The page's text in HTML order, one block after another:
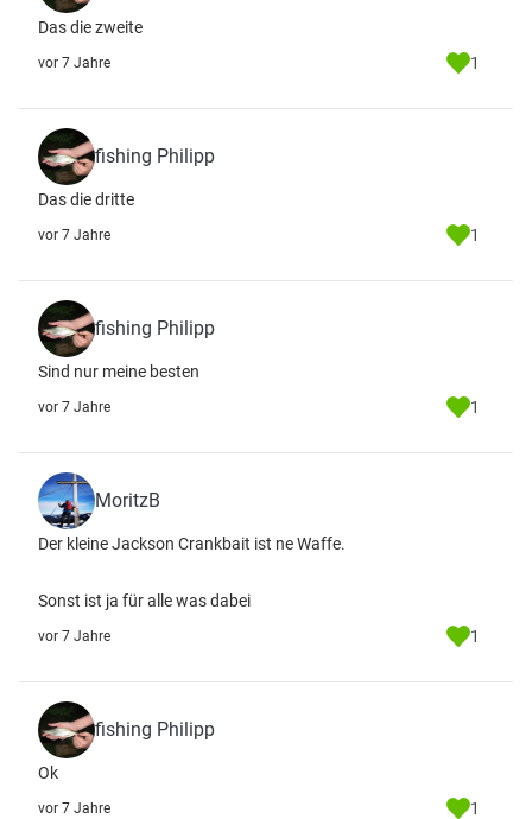
Das die zweite
vor 7 Jahre 1
fishing Philipp
Das die dritte
vor 7 Jahre 1
fishing Philipp
Sind nur meine besten
vor 7 Jahre 1
MoritzB
Der kleine Jackson Crankbait ist ne Waffe.
Sonst ist ja für alle was dabei
vor 7 Jahre 1
fishing Philipp
Ok
vor 7 Jahre 1